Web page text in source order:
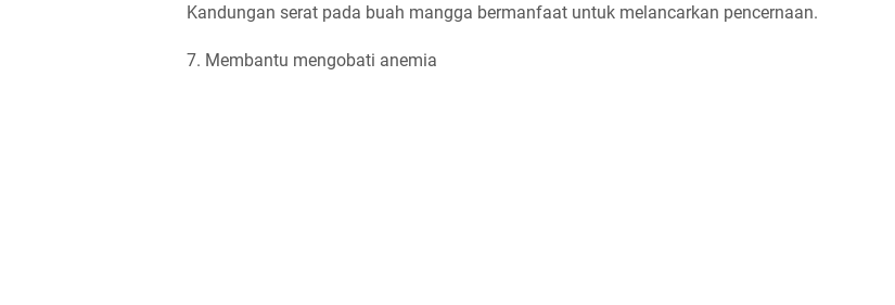
Kandungan serat pada buah mangga bermanfaat untuk melancarkan pencernaan.
7. Membantu mengobati anemia